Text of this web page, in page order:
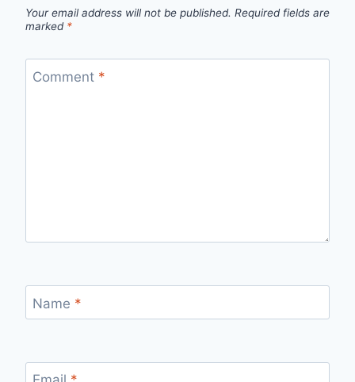
Your email address will not be published. Required fields are
marked *
Comment *
Name *